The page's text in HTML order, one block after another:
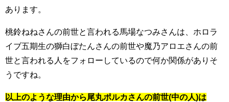
あります。
桃鈴ねねさんの前世と言われる馬場なつみさんは、ホロラ
イブ五期生の獅白ぼたんさんの前世や魔乃アロエさんの前
世と言われる人をフォローしているので何か関係がありそ
うですね。
以上のような理由から尾丸ポルカさんの前世(中の人)は